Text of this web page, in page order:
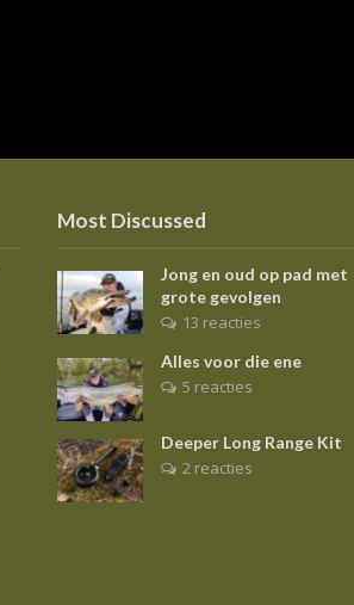
Most Discussed
Jong en oud op pad met
grote gevolgen
13 reacties
Alles voor die ene
5 reacties
Deeper Long Range Kit
2 reacties